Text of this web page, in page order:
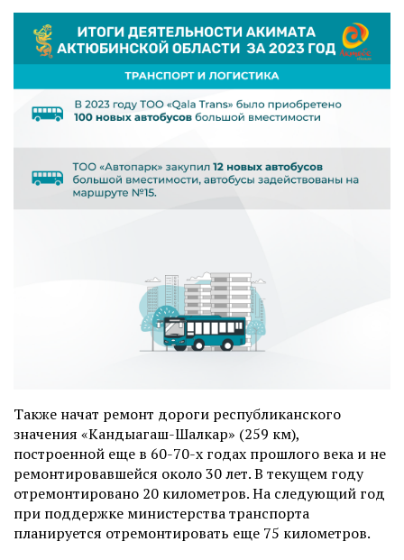
Также начат ремонт дороги республиканского
значения «Кандыагаш-Шалкар» (259 км),
построенной еще в 60-70-х годах прошлого века и не
ремонтировавшейся около 30 лет. В текущем году
отремонтировано 20 километров. На следующий год
при поддержке министерства транспорта
планируется отремонтировать еще 75 километров.